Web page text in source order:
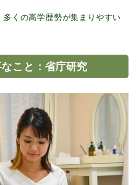
くの高学歴勢が集まりやすい
こと：省庁研究